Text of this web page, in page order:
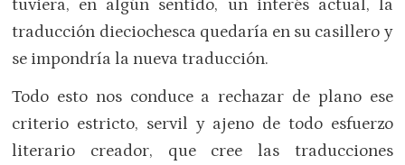
tuviera, en algún sentido, un interés actual, la
traducción dieciochesca quedaría en su casillero y
se impondría la nueva traducción.
Todo esto nos conduce a rechazar de plano ese
criterio estricto, servil y ajeno de todo esfuerzo
literario creador, que cree las traducciones